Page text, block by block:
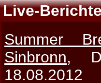
Live-
Summer
Sinbronn,
18.08.2012